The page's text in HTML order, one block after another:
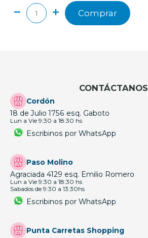
Comprar
CONTÁCTANOS
Cordón
18 de Julio 1756 esq. Gaboto
Lun a Vie 9:30 a 18:30 hs
Escribinos por WhatsApp
Paso Molino
Agraciada 4129 esq. Emilio Romero
Lun a Vie 9:30 a 18:30 hs
Sabados de 9:30 a 13:30hs
Escribinos por WhatsApp
Punta Carretas Shopping